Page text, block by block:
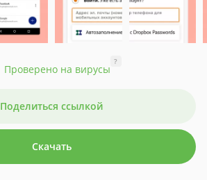
Проверено на вирусы
?
Поделиться ссылкой
Скачать